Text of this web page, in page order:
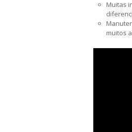
Muitas
muitos